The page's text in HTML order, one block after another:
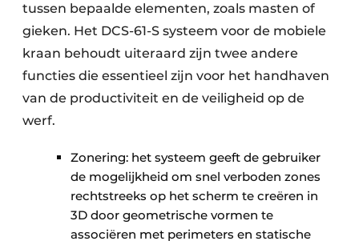
tussen bepaalde elementen, zoals masten of
gieken. Het DCS-61-S systeem voor de mobiele
kraan behoudt uiteraard zijn twee andere
functies die essentieel zijn voor het handhaven
van de productiviteit en de veiligheid op de
werf.
Zonering: het systeem geeft de gebruiker
de mogelijkheid om snel verboden zones
rechtstreeks op het scherm te creëren in
3D door geometrische vormen te
associëren met perimeters en statische